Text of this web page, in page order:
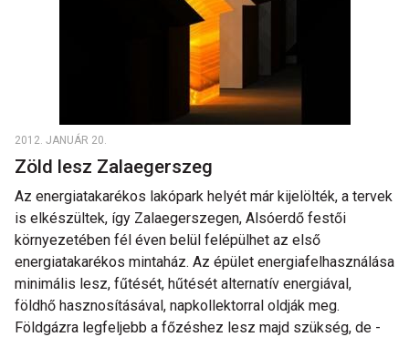
2012. JANUÁR 20.
Zöld lesz Zalaegerszeg
Az energiatakarékos lakópark helyét már kijelölték, a tervek
is elkészültek, így Zalaegerszegen, Alsóerdő festői
környezetében fél éven belül felépülhet az első
energiatakarékos mintaház. Az épület energiafelhasználása
minimális lesz, fűtését, hűtését alternatív energiával,
földhő hasznosításával, napkollektorral oldják meg.
Földgázra legfeljebb a főzéshez lesz majd szükség, de -